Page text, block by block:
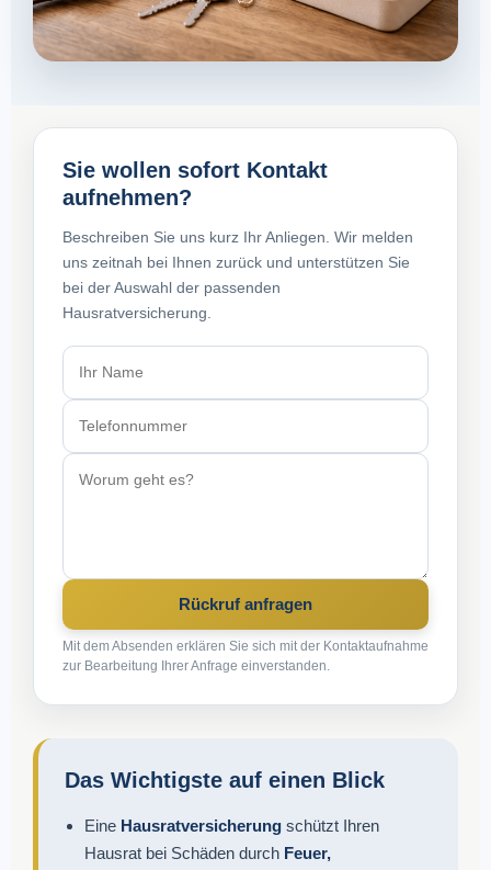
Sie wollen sofort Kontakt
aufnehmen?
Beschreiben Sie uns kurz Ihr Anliegen. Wir melden
uns zeitnah bei Ihnen zurück und unterstützen Sie
bei der Auswahl der passenden
Hausratversicherung.
Rückruf anfragen
Mit dem Absenden erklären Sie sich mit der Kontaktaufnahme
zur Bearbeitung Ihrer Anfrage einverstanden.
Das Wichtigste auf einen Blick
Eine Hausratversicherung schützt Ihren
Hausrat bei Schäden durch Feuer,